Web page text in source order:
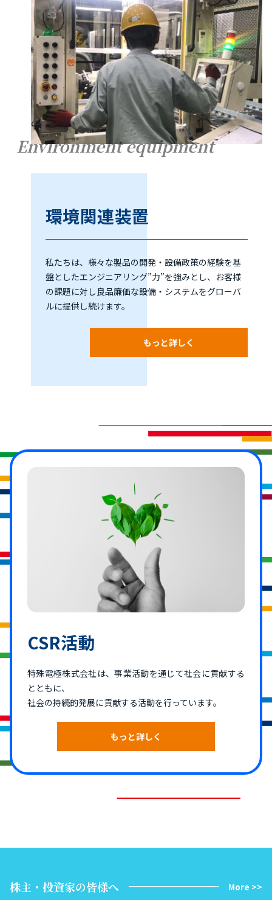
Environment equipment
環境関連装置
私たちは、様々な製品の開発・設備政策の経験を基
盤としたエンジニアリング”力”を強みとし、お客様
の課題に対し良品廉価な設備・システムをグローバ
ルに提供し続けます。
もっと詳しく
CSR活動
特殊電極株式会社は、事業活動を通じて社会に貢献する
とともに、
社会の持続的発展に貢献する活動を行っています。
もっと詳しく
株主・投資家の皆様へ More >>